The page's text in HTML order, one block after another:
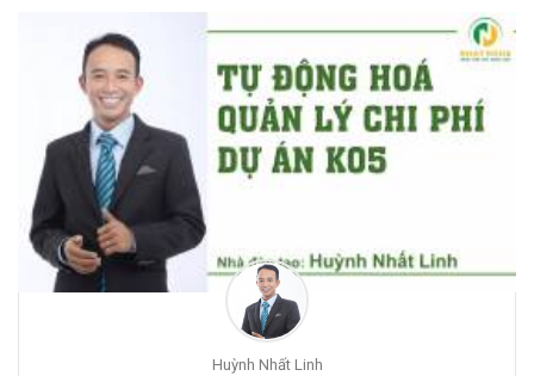
Huỳnh Nhất Linh